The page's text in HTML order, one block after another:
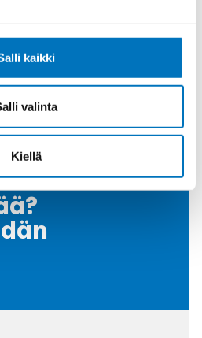
kaikki
valinta
Kiellä
17.5
Metallized polyamide